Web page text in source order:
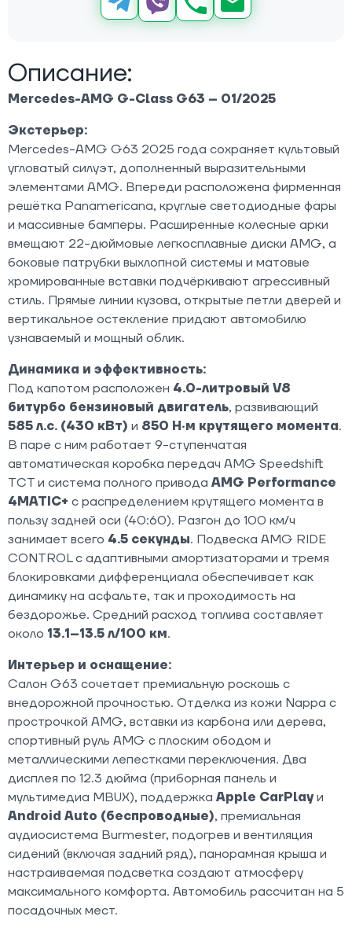
Описание:
Mercedes-AMG G-Class G63 – 01/2025
Экстерьер:
Mercedes-AMG G63 2025 года сохраняет культовый
угловатый силуэт, дополненный выразительными
элементами AMG. Впереди расположена фирменная
решётка Panamericana, круглые светодиодные фары
и массивные бамперы. Расширенные колесные арки
вмещают 22-дюймовые легкосплавные диски AMG, а
боковые патрубки выхлопной системы и матовые
хромированные вставки подчёркивают агрессивный
стиль. Прямые линии кузова, открытые петли дверей и
вертикальное остекление придают автомобилю
узнаваемый и мощный облик.
Динамика и эффективность:
Под капотом расположен 4.0-литровый V8
битурбо бензиновый двигатель, развивающий
585 л.с. (430 кВт) и 850 Н·м крутящего момента.
В паре с ним работает 9-ступенчатая
автоматическая коробка передач AMG Speedshift
TCT и система полного привода AMG Performance
4MATIC+ с распределением крутящего момента в
пользу задней оси (40:60). Разгон до 100 км/ч
занимает всего 4.5 секунды. Подвеска AMG RIDE
CONTROL с адаптивными амортизаторами и тремя
блокировками дифференциала обеспечивает как
динамику на асфальте, так и проходимость на
бездорожье. Средний расход топлива составляет
около 13.1–13.5 л/100 км.
Интерьер и оснащение:
Салон G63 сочетает премиальную роскошь с
внедорожной прочностью. Отделка из кожи Nappa с
прострочкой AMG, вставки из карбона или дерева,
спортивный руль AMG с плоским ободом и
металлическими лепестками переключения. Два
дисплея по 12.3 дюйма (приборная панель и
мультимедиа MBUX), поддержка Apple CarPlayи
Android Auto (беспроводные), премиальная
аудиосистема Burmester, подогрев и вентиляция
сидений (включая задний ряд), панорамная крыша и
настраиваемая подсветка создают атмосферу
максимального комфорта. Автомобиль рассчитан на 5
посадочных мест.